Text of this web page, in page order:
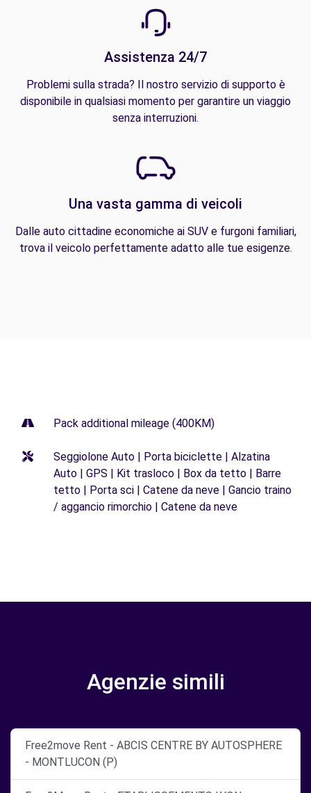
Assistenza 24/7
Problemi sulla strada? Il nostro servizio di supporto è
disponibile in qualsiasi momento per garantire un viaggio
senza interruzioni.
Una vasta gamma di veicoli
Dalle auto cittadine economiche ai SUV e furgoni familiari,
trova il veicolo perfettamente adatto alle tue esigenze.
Pack additional mileage (400KM)
Seggiolone Auto | Porta biciclette | Alzatina
Auto | GPS | Kit trasloco | Box da tetto | Barre
tetto | Porta sci | Catene da neve | Gancio traino
/ aggancio rimorchio | Catene da neve
Agenzie simili
Free2move Rent - ABCIS CENTRE BY AUTOSPHERE
- MONTLUCON (P)